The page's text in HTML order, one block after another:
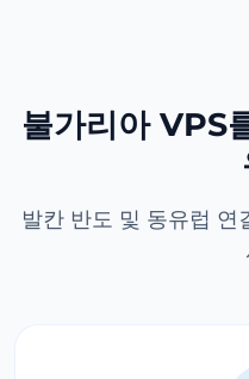
불가리아 VPS
발칸 반도 및 동유럽 연